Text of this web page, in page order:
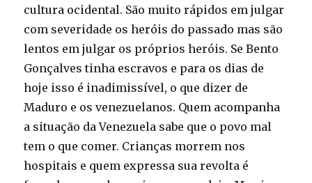
cultura ocidental. São muito rápidos em julgar
com severidade os heróis do passado mas são
lentos em julgar os próprios heróis. Se Bento
Gonçalves tinha escravos e para os dias de
hoje isso é inadimissível, o que dizer de
Maduro e os venezuelanos. Quem acompanha
a situação da Venezuela sabe que o povo mal
tem o que comer. Crianças morrem nos
hospitais e quem expressa sua revolta é